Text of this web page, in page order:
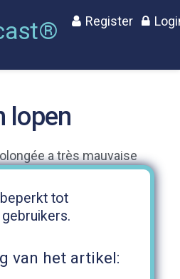
Register
lopen
tot
van het artikel: